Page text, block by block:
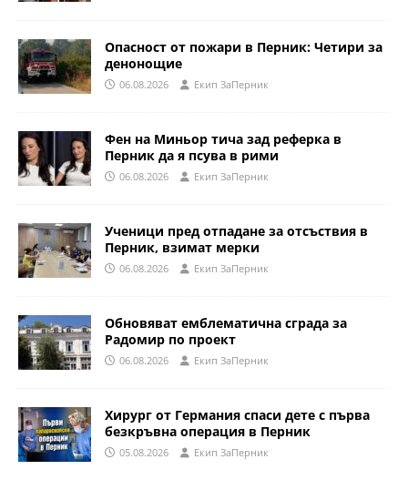
Опасност от пожари в Перник: Четири за
денонощие
06.08.2026 Eкип ЗаПерник
Фен на Миньор тича зад реферка в
Перник да я псува в рими
06.08.2026 Eкип ЗаПерник
Ученици пред отпадане за отсъствия в
Перник, взимат мерки
06.08.2026 Eкип ЗаПерник
Обновяват емблематична сграда за
Радомир по проект
06.08.2026 Eкип ЗаПерник
Хирург от Германия спаси дете с първа
безкръвна операция в Перник
05.08.2026 Eкип ЗаПерник